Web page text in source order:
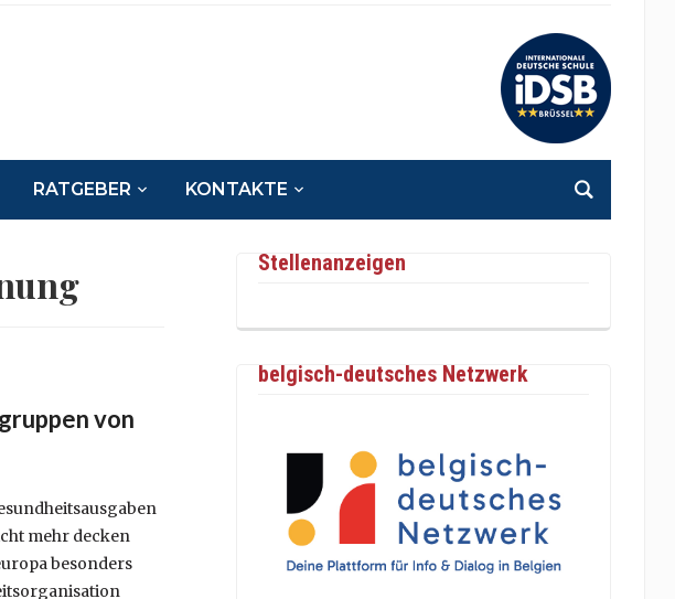
RATGEBER KONTAKTE
von
mehr decken
besonders
Stellenanzeigen
belgisch-deutsches Netzwerk